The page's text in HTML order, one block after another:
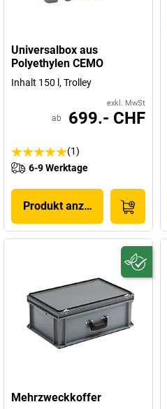
Universalbox aus
Polyethylen CEMO
Inhalt 150 l, Trolley
exkl. MwSt
ab 699.- CHF
(1)
6-9 Werktage
Produkt anzeigen
Mehrzweckkoffer